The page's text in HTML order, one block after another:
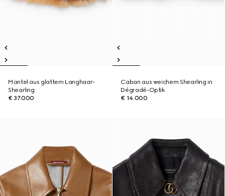
Mantel aus glattem Langhaar-
Shearling
€ 37.000
Caban aus weichem Shearling in
Dégradé-Optik
€ 14.000